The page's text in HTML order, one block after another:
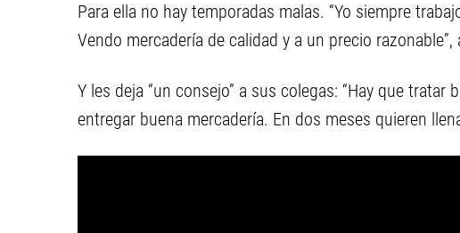
Para ella no hay temporadas malas. “Yo siempre
Vendo mercadería de calidad y a un precio razonable”,
Y les deja “un consejo” a sus colegas: “Hay que
entregar buena mercadería. En dos meses quieren